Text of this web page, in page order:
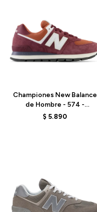
Championes New Balance
de Hombre - 574 -
ML574DMH - MAROON
$ 5.890